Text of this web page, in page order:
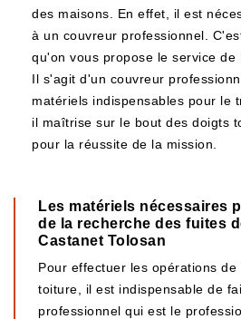
des maisons. En effet, il est
à un couvreur professionnel.
qu'on vous propose le service de
Il s'agit d'un couvreur
matériels indispensables pour le
il maîtrise sur le bout des doigts
pour la réussite de la mission.
Les matériels nécessaires
de la recherche des fuites
Castanet Tolosan
Pour effectuer les opérations
toiture, il est indispensable de
professionnel qui est le